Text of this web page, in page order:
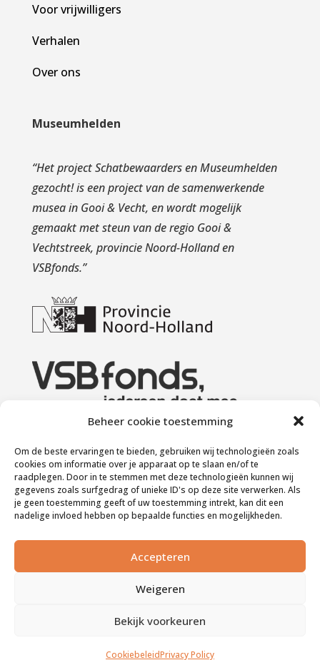
Beheer cookie toestemming
Om de beste ervaringen te bieden, gebruiken wij technologieën zoals
cookies om informatie over je apparaat op te slaan en/of te
raadplegen. Door in te stemmen met deze technologieën kunnen wij
gegevens zoals surfgedrag of unieke ID's op deze site verwerken. Als
je geen toestemming geeft of uw toestemming intrekt, kan dit een
nadelige invloed hebben op bepaalde functies en mogelijkheden.
Accepteren
Weigeren
Bekijk voorkeuren
CookiebeleidPrivacy Policy
Voor vrijwilligers
Verhalen
Over ons
Museumhelden
“Het project Schatbewaarders en Museumhelden
gezocht! is een project van de samenwerkende
musea in Gooi & Vecht, en wordt mogelijk
gemaakt met steun van de regio Gooi &
Vechtstreek, provincie Noord-Holland en
VSBfonds.”
Museumhelden © – alle rechten voorbehouden |